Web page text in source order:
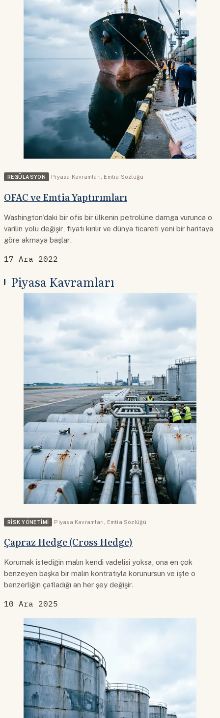
REGÜLASYON Piyasa Kavramları Emtia Sözlüğü
OFAC ve Emtia Yaptırımları
Washington'daki bir ofis bir ülkenin petrolüne damga vurunca o
varilin yolu değişir, fiyatı kırılır ve dünya ticareti yeni bir haritaya
göre akmaya başlar.
17 Ara 2022
Piyasa Kavramları
RISK YÖNETIMI Piyasa Kavramları Emtia Sözlüğü
Çapraz Hedge (Cross Hedge)
Korumak istediğin malın kendi vadelisi yoksa, ona en çok
benzeyen başka bir malın kontratıyla korunursun ve işte o
benzerliğin çatladığı an her şey değişir.
10 Ara 2025